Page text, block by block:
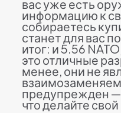
вас уже есть
информацию к
собираетесь
станет для вас
итог: и 5.56
это отличные
менее, они не
предупрежден —
что делайте